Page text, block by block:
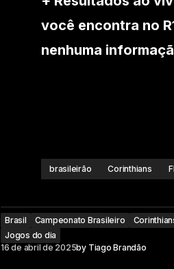
você encontra no
nenhuma
brasileirão Corinthians
Brasil Campeonato Brasileiro
Jogos do dia
16 de abril de 2025by Tiago Brandão